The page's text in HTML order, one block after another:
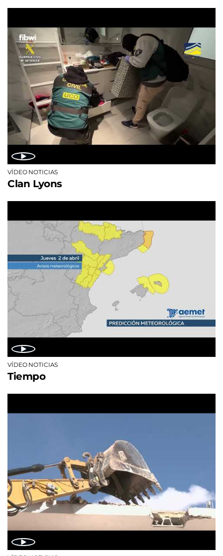
VÍDEO NOTICIAS
Clan Lyons
VÍDEO NOTICIAS
Tiempo